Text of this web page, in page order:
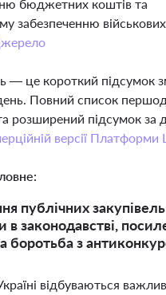
бюджетних коштів та
забезпеченню
— це короткий підсумок
день. Повний список
розширений підсумок за
версії Платформи
публічних
в законодавстві,
боротьба з
відбуваються